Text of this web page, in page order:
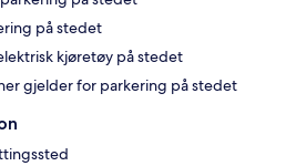
på stedet
kjøretøy på stedet
gjelder for parkering på stedet